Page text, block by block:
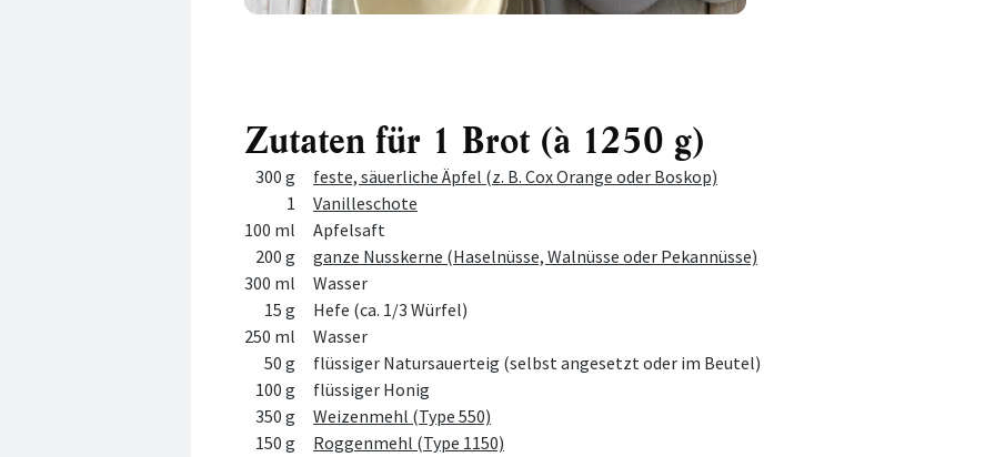
Zutaten für 1 Brot (à 1250 g)
Menge Zutat
300 g
feste, säuerliche Äpfel (z. B. Cox Orange oder Boskop)
1
Vanilleschote
100 ml
Apfelsaft
200 g
ganze Nusskerne (Haselnüsse, Walnüsse oder Pekannüsse)
300 ml
Wasser
15 g
Hefe (ca. 1/3 Würfel)
250 ml
Wasser
50 g
flüssiger Natursauerteig (selbst angesetzt oder im Beutel)
100 g
flüssiger Honig
350 g
Weizenmehl (Type 550)
150 g
Roggenmehl (Type 1150)